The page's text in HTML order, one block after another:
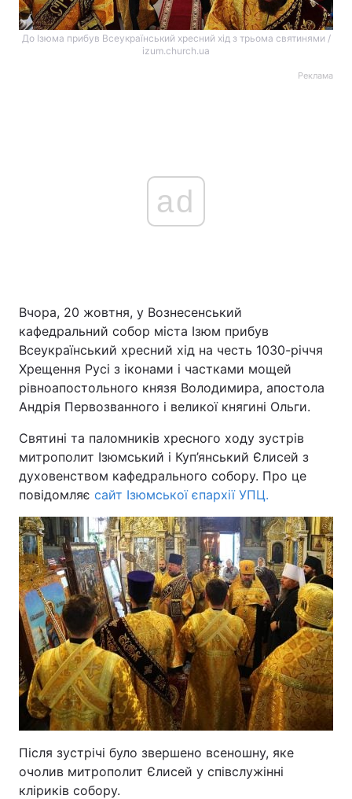
До Ізюма прибув Всеукраїнський хресний хід з трьома святинями /
izum.church.ua
Реклама
ad
Вчора, 20 жовтня, у Вознесенський
кафедральний собор міста Ізюм прибув
Всеукраїнський хресний хід на честь 1030-річчя
Хрещення Русі з іконами і частками мощей
рівноапостольного князя Володимира, апостола
Андрія Первозванного і великої княгині Ольги.
Святині та паломників хресного ходу зустрів
митрополит Ізюмський і Куп’янський Єлисей з
духовенством кафедрального собору. Про це
повідомляє сайт Ізюмської єпархії УПЦ.
Після зустрічі було звершено всеношну, яке
очолив митрополит Єлисей у співслужінні
кліриків собору.